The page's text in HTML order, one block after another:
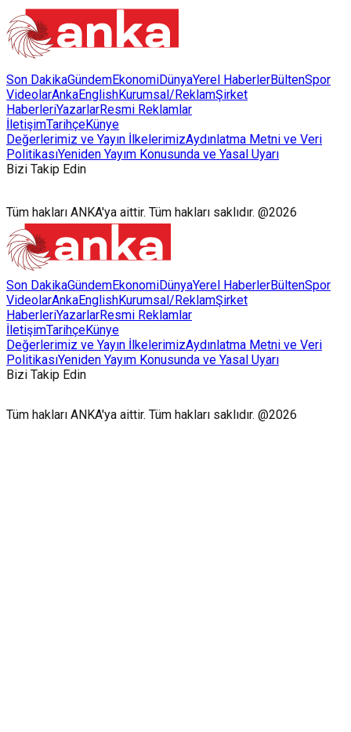
Son DakikaGündemEkonomiDünyaYerel HaberlerBültenSpor
VideolarAnkaEnglishKurumsal/ReklamŞirket
HaberleriYazarlarResmi Reklamlar
İletişimTarihçeKünye
Değerlerimiz ve Yayın İlkelerimizAydınlatma Metni ve Veri
PolitikasıYeniden Yayım Konusunda ve Yasal Uyarı
Bizi Takip Edin
Tüm hakları ANKA'ya aittir. Tüm hakları saklıdır. @2026
Son DakikaGündemEkonomiDünyaYerel HaberlerBültenSpor
VideolarAnkaEnglishKurumsal/ReklamŞirket
HaberleriYazarlarResmi Reklamlar
İletişimTarihçeKünye
Değerlerimiz ve Yayın İlkelerimizAydınlatma Metni ve Veri
PolitikasıYeniden Yayım Konusunda ve Yasal Uyarı
Bizi Takip Edin
Tüm hakları ANKA'ya aittir. Tüm hakları saklıdır. @2026